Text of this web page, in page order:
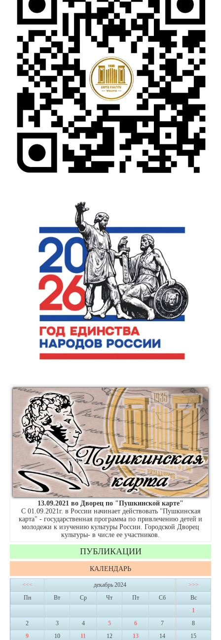
13.09.2021 во Дворец по "Пушкинской карте"
С 01.09.2021г. в России начинает действовать "Пушкинская
карта" - государственная программа по привлечению детей и
молодежи к изучению культуры России. Городской Дворец
культуры- в числе ее участников.
ПУБЛИКАЦИИ
КАЛЕНДАРЬ
<<< декабрь 2024
>>>
Пн
Вт Ср Чт Пт Сб
Вс
1
2
3 4 5 6 7
8
9
10 11 12 13 14
15